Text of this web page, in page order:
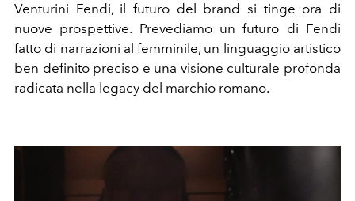
Venturini Fendi, il futuro del brand si tinge ora di
nuove prospettive. Prevediamo un futuro di Fendi
fatto di narrazioni al femminile, un linguaggio artistico
ben definito preciso e una visione culturale profonda
radicata nella legacy del marchio romano.